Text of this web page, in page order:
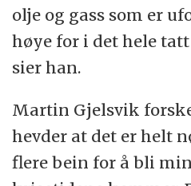
olje og gass som er
høye for i det hele
sier han.
Martin Gjelsvik
hevder at det er helt
flere bein for å bli